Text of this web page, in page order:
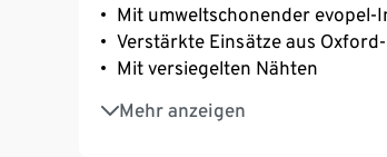
Mit umweltschonender evopel-
Verstärkte Einsätze aus
Mit versiegelten Nähten
Mehr anzeigen
Leichtes Taft-Innenfutter
Abnehmbare Kapuze